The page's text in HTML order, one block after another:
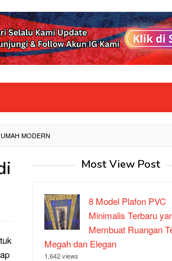
MODERN
Most View Post
8 Model Plafon PVC
Minimalis Terbaru
Membuat Ruangan
Megah dan Elegan
1,642 views